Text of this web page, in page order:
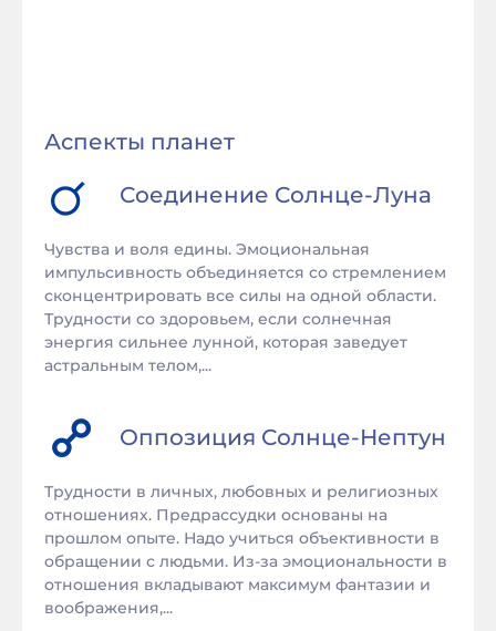
Аспекты планет
Соединение Солнце-Луна
Чувства и воля едины. Эмоциональная
импульсивность объединяется со стремлением
сконцентрировать все силы на одной области.
Трудности со здоровьем, если солнечная
энергия сильнее лунной, которая заведует
астральным телом,...
Оппозиция Солнце-Нептун
Трудности в личных, любовных и религиозных
отношениях. Предрассудки основаны на
прошлом опыте. Надо учиться объективности в
обращении с людьми. Из-за эмоциональности в
отношения вкладывают максимум фантазии и
воображения,...